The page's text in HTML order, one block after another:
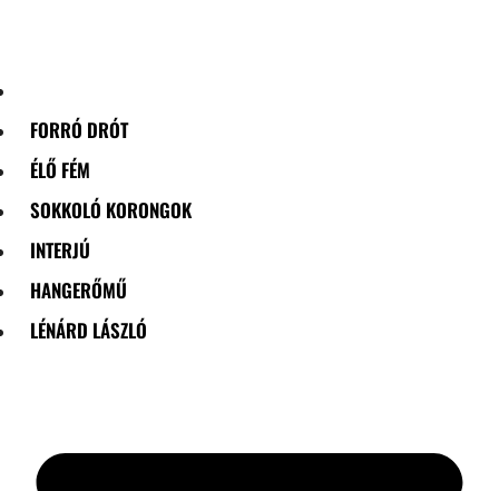
FORRÓ DRÓT
ÉLŐ FÉM
SOKKOLÓ KORONGOK
INTERJÚ
HANGERŐMŰ
LÉNÁRD LÁSZLÓ